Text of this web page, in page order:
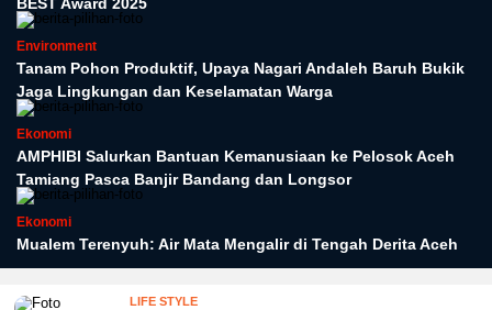
BEST Award 2025
Environment
Tanam Pohon Produktif, Upaya Nagari Andaleh Baruh Bukik
Jaga Lingkungan dan Keselamatan Warga
Ekonomi
AMPHIBI Salurkan Bantuan Kemanusiaan ke Pelosok Aceh
Tamiang Pasca Banjir Bandang dan Longsor
Ekonomi
Mualem Terenyuh: Air Mata Mengalir di Tengah Derita Aceh
LIFE STYLE